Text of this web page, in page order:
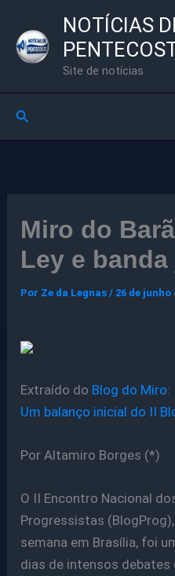
para
NOTÍCIAS
Site de notícias
Pesquisar
Miro do
Ley e banda
Por Ze da Legnas/ 26 de junho
Extraído do Blog do Miro:
Um balanço inicial do II
Por Altamiro Borges (*)
O II Encontro Nacional
Progressistas
semana em Brasília, foi
dias de intensos